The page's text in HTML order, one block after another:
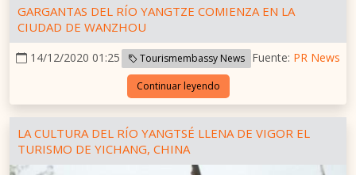
GARGANTAS DEL RÍO YANGTZE COMIENZA EN LA
CIUDAD DE WANZHOU
14/12/2020 01:25 Tourismembassy News Fuente: PR News
Continuar leyendo
LA CULTURA DEL RÍO YANGTSÉ LLENA DE VIGOR EL
TURISMO DE YICHANG, CHINA